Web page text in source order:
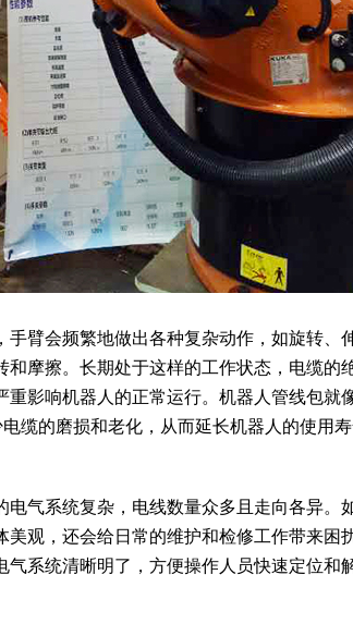
臂会频繁地做出各种复杂动作，如旋转、
摩擦。长期处于这样的工作状态，电缆的
影响机器人的正常运行。机器人管线包就
缆的磨损和老化，从而延长机器人的使用
气系统复杂，电线数量众多且走向各异。
观，还会给日常的维护和检修工作带来困
系统清晰明了，方便操作人员快速定位和